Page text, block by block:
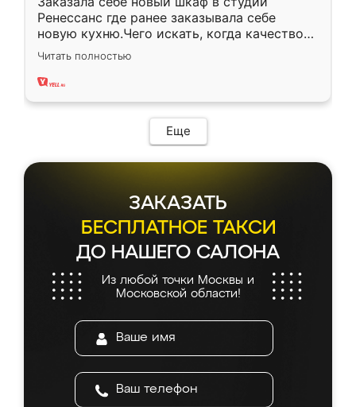
Ренессанс где ранее заказывала себе
новую кухню.Чего искать, когда качеством
вполне довольна. Служит кухня уже почти
два года, нареканий нет.
Читать полностью
Еще
ЗАКАЗАТЬ
БЕСПЛАТНОЕ ТАКСИ
ДО НАШЕГО САЛОНА
Из любой точки Москвы и
Московской области!